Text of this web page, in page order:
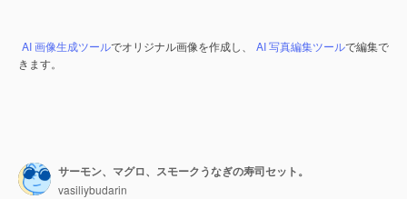
AI 画像生成ツールでオリジナル画像を作成し、 AI 写真編集ツールで編集で
きます。
サーモン、マグロ、スモークうなぎの寿司セット。
vasiliybudarin